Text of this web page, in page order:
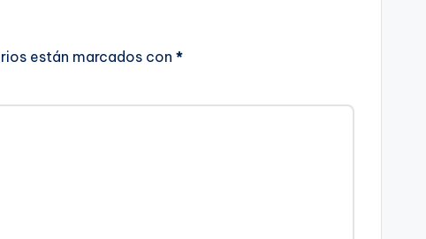
están marcados con *